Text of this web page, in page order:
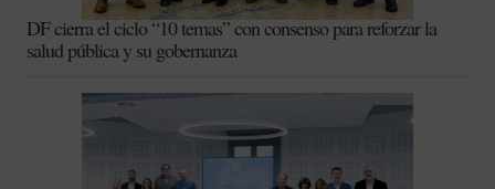
DF cierra el ciclo “10 temas” con consenso para reforzar la
salud pública y su gobernanza